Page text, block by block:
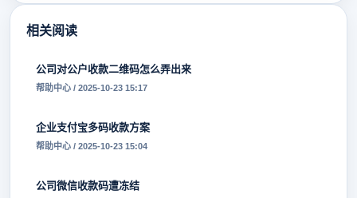
相关阅读
公司对公户收款二维码怎么弄出来
帮助中心 / 2025-10-23 15:17
企业支付宝多码收款方案
帮助中心 / 2025-10-23 15:04
公司微信收款码遭冻结